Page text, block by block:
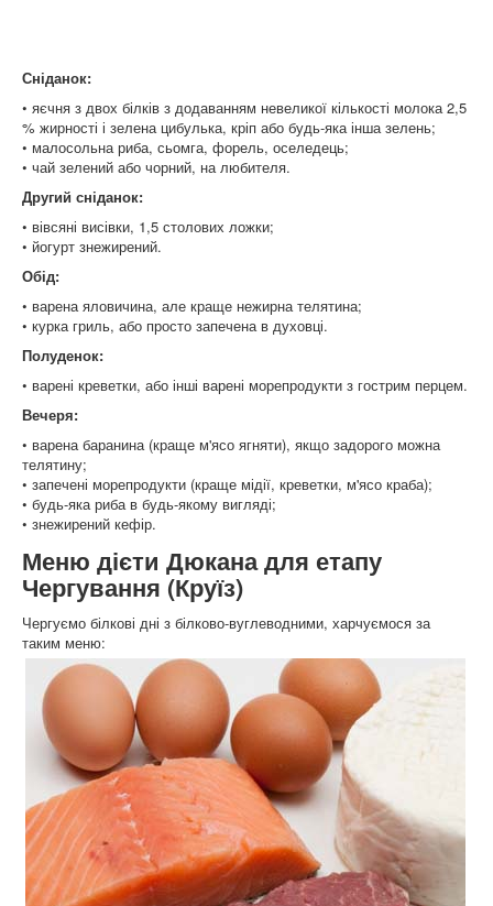
Сніданок:
• яєчня з двох білків з додаванням невеликої кількості молока 2,5
% жирності і зелена цибулька, кріп або будь-яка інша зелень;
• малосольна риба, сьомга, форель, оселедець;
• чай зелений або чорний, на любителя.
Другий сніданок:
• вівсяні висівки, 1,5 столових ложки;
• йогурт знежирений.
Обід:
• варена яловичина, але краще нежирна телятина;
• курка гриль, або просто запечена в духовці.
Полуденок:
• варені креветки, або інші варені морепродукти з гострим перцем.
Вечеря:
• варена баранина (краще м'ясо ягняти), якщо задорого можна
телятину;
• запечені морепродукти (краще мідії, креветки, м'ясо краба);
• будь-яка риба в будь-якому вигляді;
• знежирений кефір.
Меню дієти Дюкана для етапу
Чергування (Круїз)
Чергуємо білкові дні з білково-вуглеводними, харчуємося за
таким меню: